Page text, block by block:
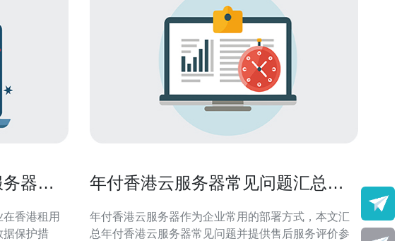
器租
香港租用
据保护措
年付香港云服务器常见问题汇总与
年付香港云服务器作为企业常用的部署方式，本文汇
总年付香港云服务器常见问题并提供售后服务评价参